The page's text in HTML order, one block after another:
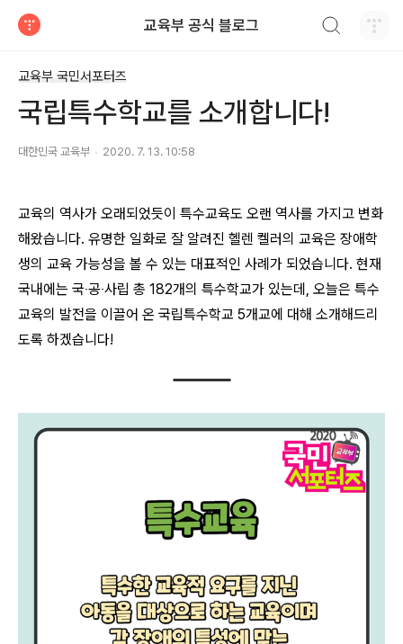
교육부 공식 블로그
교육부 국민서포터즈
국립특수학교를 소개합니다!
대한민국 교육부 2020. 7. 13. 10:58
교육의 역사가 오래되었듯이 특수교육도 오랜 역사를 가지고 변화
해왔습니다. 유명한 일화로 잘 알려진 헬렌 켈러의 교육은 장애학
생의 교육 가능성을 볼 수 있는 대표적인 사례가 되었습니다. 현재
국내에는 국‧공‧사립 총 182개의 특수학교가 있는데, 오늘은 특수
교육의 발전을 이끌어 온 국립특수학교 5개교에 대해 소개해드리
도록 하겠습니다!